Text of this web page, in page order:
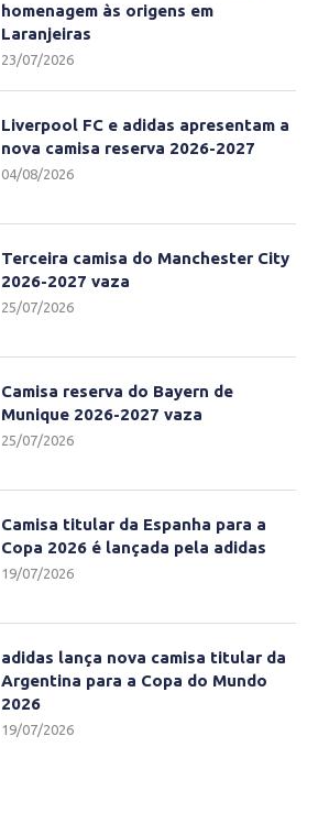
homenagem às origens em
Laranjeiras
23/07/2026
Liverpool FC e adidas apresentam a
nova camisa reserva 2026-2027
04/08/2026
Terceira camisa do Manchester City
2026-2027 vaza
25/07/2026
Camisa reserva do Bayern de
Munique 2026-2027 vaza
25/07/2026
Camisa titular da Espanha para a
Copa 2026 é lançada pela adidas
19/07/2026
adidas lança nova camisa titular da
Argentina para a Copa do Mundo
2026
19/07/2026